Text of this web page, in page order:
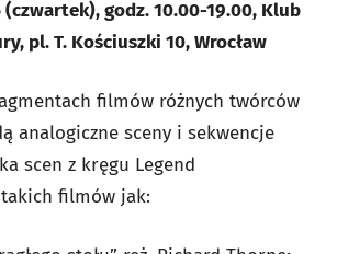
godz. 10.00-19.00, Klub
pl. T. Kościuszki 10, Wrocław
filmów różnych twórców
analogiczne sceny i sekwencje
scen z kręgu Legend
filmów jak: